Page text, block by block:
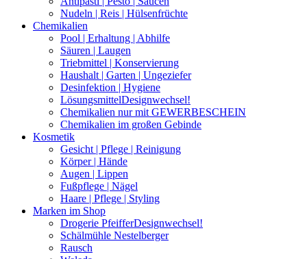
Nudeln | Reis | Hülsenfrüchte
Chemikalien
Pool | Erhaltung | Abhilfe
Säuren | Laugen
Triebmittel | Konservierung
Haushalt | Garten | Ungeziefer
Desinfektion | Hygiene
LösungsmittelDesignwechsel!
Chemikalien nur mit GEWERBESCHEIN
Chemikalien im großen Gebinde
Kosmetik
Gesicht | Pflege | Reinigung
Körper | Hände
Augen | Lippen
Fußpflege | Nägel
Haare | Pflege | Styling
Marken im Shop
Drogerie PfeifferDesignwechsel!
Schälmühle Nestelberger
Rausch